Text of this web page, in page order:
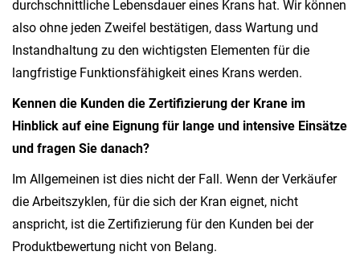
durchschnittliche Lebensdauer eines Krans hat. Wir können
also ohne jeden Zweifel bestätigen, dass Wartung und
Instandhaltung zu den wichtigsten Elementen für die
langfristige Funktionsfähigkeit eines Krans werden.
Kennen die Kunden die Zertifizierung der Krane im
Hinblick auf eine Eignung für lange und intensive Einsätze
und fragen Sie danach?
Im Allgemeinen ist dies nicht der Fall. Wenn der Verkäufer
die Arbeitszyklen, für die sich der Kran eignet, nicht
anspricht, ist die Zertifizierung für den Kunden bei der
Produktbewertung nicht von Belang.